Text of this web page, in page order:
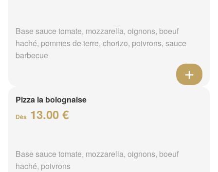
Base sauce tomate, mozzarella, oignons, boeuf
haché, pommes de terre, chorizo, poivrons, sauce
barbecue
Pizza la bolognaise
Dès 13.00 €
Base sauce tomate, mozzarella, oignons, boeuf
haché, poivrons